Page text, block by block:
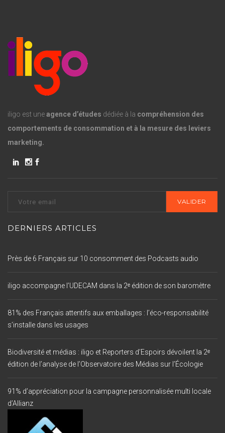
iligo est uneagence d’études dédiée à la compréhension des
comportements de consommation et à la mesure des leviers
marketing.
DERNIERS ARTICLES
Près de 6 Français sur 10 consomment des Podcasts audio
iligo accompagne l’UDECAM dans la 2ᵉ édition de son baromètre
81% des Français attentifs aux emballages : l’éco-responsabilité
s’installe dans les usages
Biodiversité et médias : iligo et Reporters d’Espoirs dévoilent la 2ᵉ
édition de l’analyse de l’Observatoire des Médias sur l’Écologie
91% d’appréciation pour la campagne personnalisée multi locale
d’Allianz